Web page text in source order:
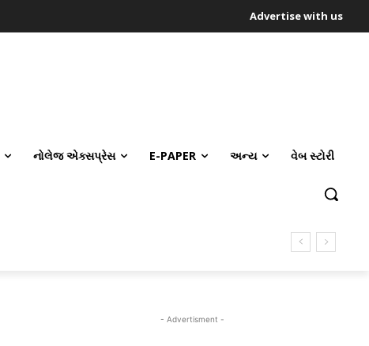
Advertise with us
નોલેજ એક્સપ્રેસ E-PAPER અન્ય વેબ સ્ટોરી
- Advertisment -